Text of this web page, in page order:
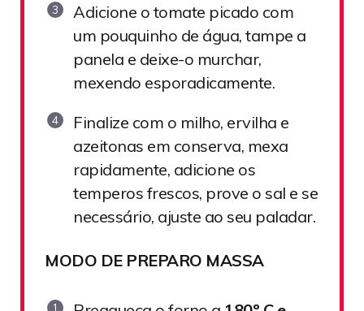
Adicione o tomate picado com
um pouquinho de água, tampe a
panela e deixe-o murchar,
mexendo esporadicamente.
Finalize com o milho, ervilha e
azeitonas em conserva, mexa
rapidamente, adicione os
temperos frescos, prove o sal e se
necessário, ajuste ao seu paladar.
MODO DE PREPARO MASSA